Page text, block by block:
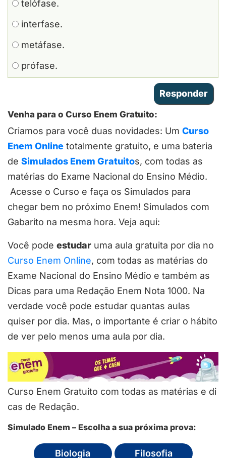
telófase.
interfase.
metáfase.
prófase.
Venha para o Curso Enem Gratuito:
Criamos para você duas novidades: Um Curso
Enem Online totalmente gratuito, e uma bateria
de Simulados Enem Gratuitos, com todas as
matérias do Exame Nacional do Ensino Médio.
Acesse o Curso e faça os Simulados para
chegar bem no próximo Enem! Simulados com
Gabarito na mesma hora. Veja aqui:
Você pode estudar uma aula gratuita por dia no
Curso Enem Online, com todas as matérias do
Exame Nacional do Ensino Médio e também as
Dicas para uma Redação Enem Nota 1000. Na
verdade você pode estudar quantas aulas
quiser por dia. Mas, o importante é criar o hábito
de ver pelo menos uma aula por dia.
Curso Enem Gratuito com todas as matérias e di
cas de Redação.
Simulado Enem – Escolha a sua próxima prova:
Biologia Filosofia